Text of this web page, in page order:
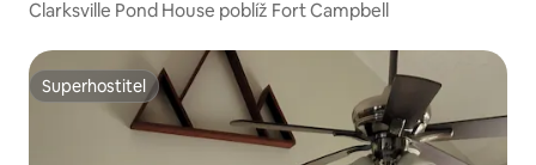
Clarksville Pond House poblíž Fort Campbell
Superhostitel
Superhostitel